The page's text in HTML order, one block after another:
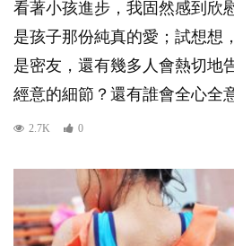
看著小孩進步，我固然感到欣
是孩子那份純真的愛；試想想
是密友，還有幾多人會熱切地
經意的細節？還有誰會全心全
2.7K 0